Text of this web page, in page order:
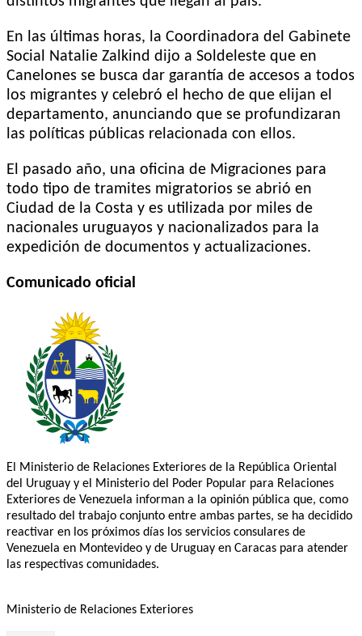
En las últimas horas, la Coordinadora del Gabinete
Social Natalie Zalkind dijo a Soldeleste que en
Canelones se busca dar garantía de accesos a todos
los migrantes y celebró el hecho de que elijan el
departamento, anunciando que se profundizaran
las políticas públicas relacionada con ellos.
El pasado año, una oficina de Migraciones para
todo tipo de tramites migratorios se abrió en
Ciudad de la Costa y es utilizada por miles de
nacionales uruguayos y nacionalizados para la
expedición de documentos y actualizaciones.
Comunicado oficial
El Ministerio de Relaciones Exteriores de la República Oriental
del Uruguay y el Ministerio del Poder Popular para Relaciones
Exteriores de Venezuela informan a la opinión pública que, como
resultado del trabajo conjunto entre ambas partes, se ha decidido
reactivar en los próximos días los servicios consulares de
Venezuela en Montevideo y de Uruguay en Caracas para atender
las respectivas comunidades.
Ministerio de Relaciones Exteriores